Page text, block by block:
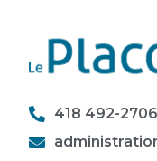
418 492-2706